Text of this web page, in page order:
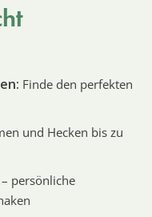
Finde den perfekten
und Hecken bis zu
persönliche